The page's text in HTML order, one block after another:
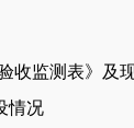
收监测表》及
情况